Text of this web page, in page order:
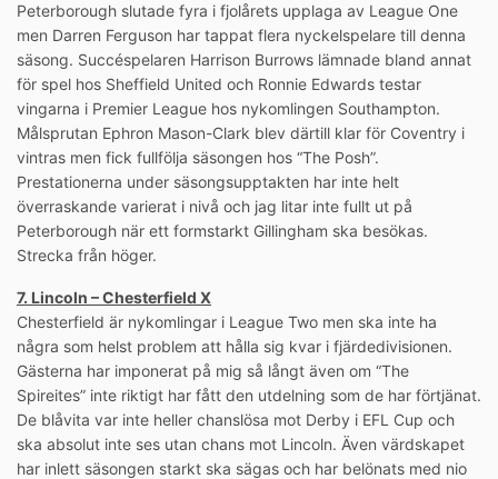
Peterborough slutade fyra i fjolårets upplaga av League One
men Darren Ferguson har tappat flera nyckelspelare till denna
säsong. Succéspelaren Harrison Burrows lämnade bland annat
för spel hos Sheffield United och Ronnie Edwards testar
vingarna i Premier League hos nykomlingen Southampton.
Målsprutan Ephron Mason-Clark blev därtill klar för Coventry i
vintras men fick fullfölja säsongen hos “The Posh”.
Prestationerna under säsongsupptakten har inte helt
överraskande varierat i nivå och jag litar inte fullt ut på
Peterborough när ett formstarkt Gillingham ska besökas.
Strecka från höger.
7. Lincoln – Chesterfield X
Chesterfield är nykomlingar i League Two men ska inte ha
några som helst problem att hålla sig kvar i fjärdedivisionen.
Gästerna har imponerat på mig så långt även om “The
Spireites” inte riktigt har fått den utdelning som de har förtjänat.
De blåvita var inte heller chanslösa mot Derby i EFL Cup och
ska absolut inte ses utan chans mot Lincoln. Även värdskapet
har inlett säsongen starkt ska sägas och har belönats med nio